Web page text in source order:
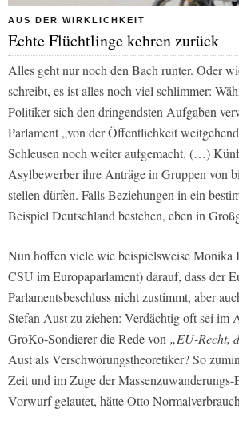
AUS DER WIRKLICHKEIT
Echte Flüchtlinge kehren zurück
Alles geht nur noch den Bach runter. Oder
schreibt, es ist alles noch viel schlimmer:
Politiker sich den dringendsten Aufgaben
Parlament „von der Öffentlichkeit
Schleusen noch weiter aufgemacht. (…)
Asylbewerber ihre Anträge in Gruppen von
stellen dürfen. Falls Beziehungen in ein
Beispiel Deutschland bestehen, eben in
Nun hoffen viele wie beispielsweise Monika
CSU im Europaparlament) darauf, dass der
Parlamentsbeschluss nicht zustimmt, aber
Stefan Aust zu ziehen: Verdächtig oft sei im
GroKo-Sondierer die Rede von „EU-Recht,
Aust als Verschwörungstheoretiker? So
Zeit und im Zuge der
Vorwurf gelautet, hätte Otto